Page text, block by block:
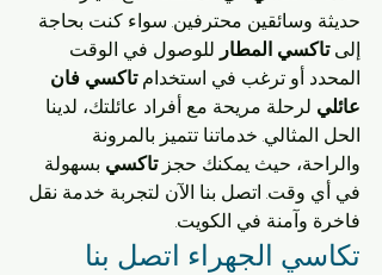
حديثة وسائقين محترفين. سواء كنت بحاجة
إلى تاكسي المطار للوصول في الوقت
المحدد أو ترغب في استخدام تاكسي فان
عائلي لرحلة مريحة مع أفراد عائلتك، لدينا
الحل المثالي. خدماتنا تتميز بالمرونة
والراحة، حيث يمكنك حجز تاكسي بسهولة
في أي وقت. اتصل بنا الآن لتجربة خدمة نقل
فاخرة وآمنة في الكويت.
تكاسي الجهراء اتصل بنا